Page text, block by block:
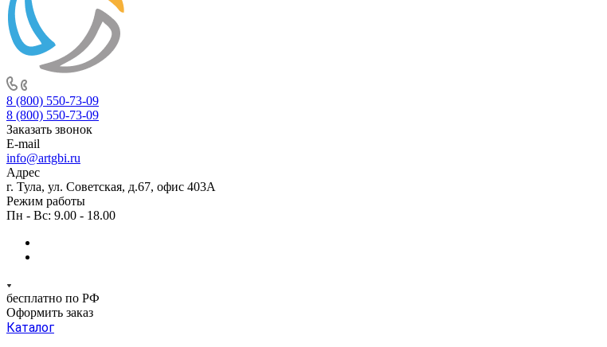
8 (800) 550-73-09
8 (800) 550-73-09
Заказать звонок
E-mail
info@artgbi.ru
Адрес
г. Тула, ул. Советская, д.67, офис 403А
Режим работы
Пн - Вс: 9.00 - 18.00
бесплатно по РФ
Оформить заказ
Каталог